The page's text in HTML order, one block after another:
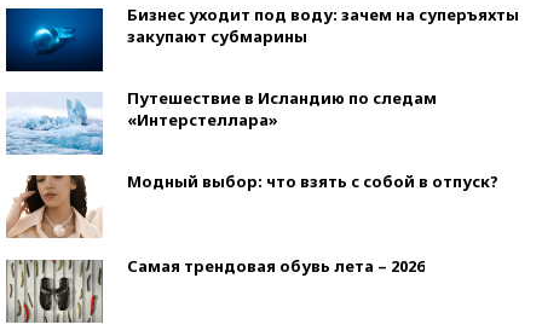
Бизнес уходит под воду: зачем на суперъяхты
закупают субмарины
Путешествие в Исландию по следам
«Интерстеллара»
Модный выбор: что взять с собой в отпуск?
Самая трендовая обувь лета – 2026